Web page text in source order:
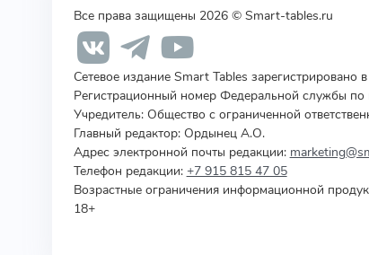
Все права защищены 2026 © Smart-tables.ru
Сетевое издание Smart Tables
Регистрационный номер Федеральной службы
Учредитель: Общество с ограниченной
Главный редактор: Ордынец А.О.
Адрес электронной почты редакции:
Телефон редакции: +7 915 815 47 05
Возрастные ограничения информационной
18+